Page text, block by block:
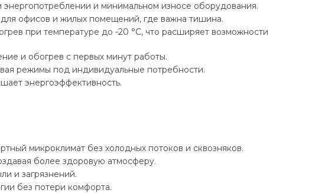
и минимальном износе оборудования.
офисов и жилых помещений, где важна тишина.
при температуре до -20 °C, что расширяет возможности
и обогрев с первых минут работы.
режимы под индивидуальные потребности.
энергоэффективность.
микроклимат без холодных потоков и сквозняков.
более здоровую атмосферу.
и загрязнений.
без потери комфорта.